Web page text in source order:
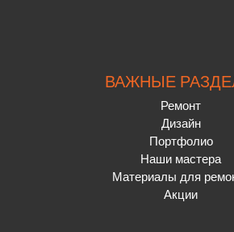
ВАЖНЫЕ
Ремонт
Дизайн
Портфолио
Наши мастера
Материалы для
Акции